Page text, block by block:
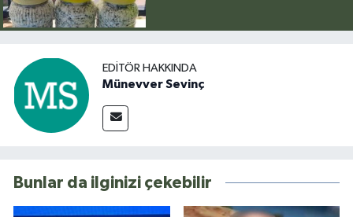
EDITÖR HAKKINDA
Münevver Sevinç
Bunlar da ilginizi çekebilir